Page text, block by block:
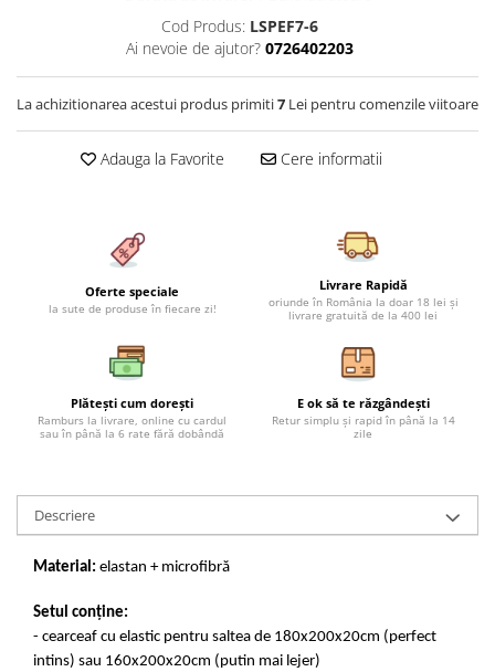
Cearceaf cu elastic 4 piese
Cearceaf normal 6 piese
Lenjerii Catifea
Cearceaf cu elastic
Cearceaf normal
Lenjerii Pufoase Fluffy/ Rabbit
Bumbac 100% Poplin Hobby
Bumbac 100%
Lenjerii Satin Premium
Lenjerii Matase
Lenjerii Creponate
Lenjerii pentru PASTE
Huse De Pat Tricotate 160x200cm
Huse De Pat Tricotate 180x200cm
Huse Impermeabile
Huse Impermeabile 160x200cm
Huse Impermeabile 180x200cm
Cod Produs: LSPEF7-6
Ai nevoie de ajutor? 0726402203
La achizitionarea acestui produs primiti7 Lei pentru comenzile viitoare
Adauga la Favorite Cere informatii
Oferte speciale
la sute de produse în fiecare zi!
Livrare Rapidă
oriunde în România la doar 18 lei și
livrare gratuită de la 400 lei
Plătești cum dorești
Ramburs la livrare, online cu cardul
sau în până la 6 rate fără dobândă
E ok să te răzgândești
Retur simplu și rapid în până la 14
zile
Descriere
Material: elastan + microfibră
Setul conține:
- cearceaf cu elastic pentru saltea de 180x200x20cm (perfect
intins) sau 160x200x20cm (putin mai lejer)